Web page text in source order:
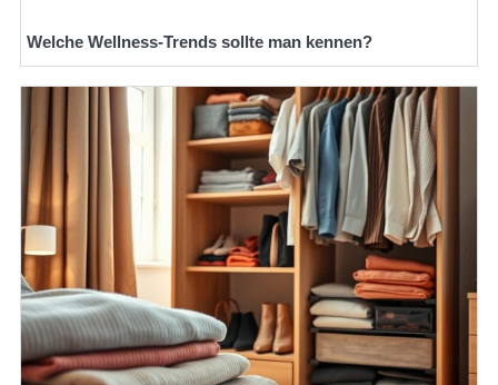
Welche Wellness-Trends sollte man kennen?